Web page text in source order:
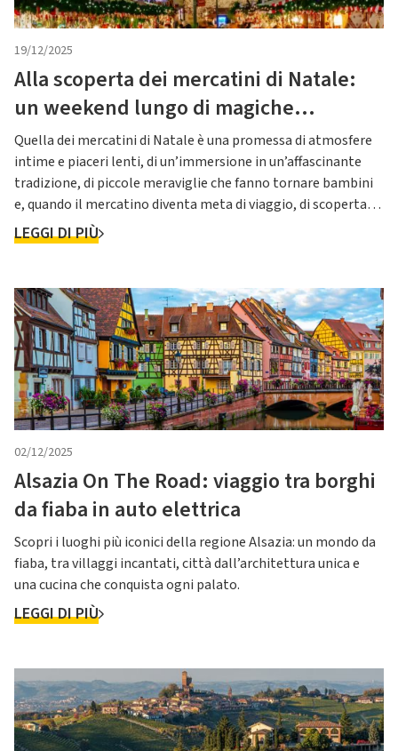
19/12/2025
Alla scoperta dei mercatini di Natale:
un weekend lungo di magiche
atmosfere
Quella dei mercatini di Natale è una promessa di atmosfere
intime e piaceri lenti, di un’immersione in un’affascinante
tradizione, di piccole meraviglie che fanno tornare bambini
e, quando il mercatino diventa meta di viaggio, di scoperta
del territorio.
LEGGI DI PIÙ
02/12/2025
Alsazia On The Road: viaggio tra borghi
da fiaba in auto elettrica
Scopri i luoghi più iconici della regione Alsazia: un mondo da
fiaba, tra villaggi incantati, città dall’architettura unica e
una cucina che conquista ogni palato.
LEGGI DI PIÙ